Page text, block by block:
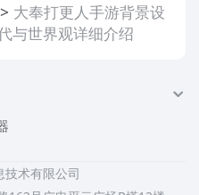
大奉打更人手游背景设
与世界观详细介绍
技术有限公司